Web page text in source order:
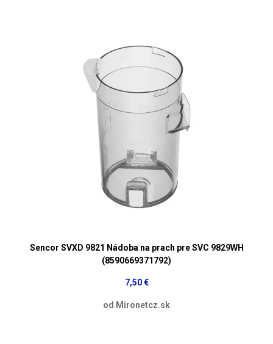
Sencor SVXD 9821 Nádoba na prach pre SVC 9829WH
(8590669371792)
7,50 €
od Mironetcz.sk